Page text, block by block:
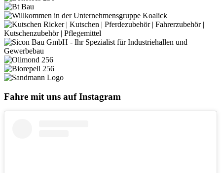
Fahre mit uns auf Instagram